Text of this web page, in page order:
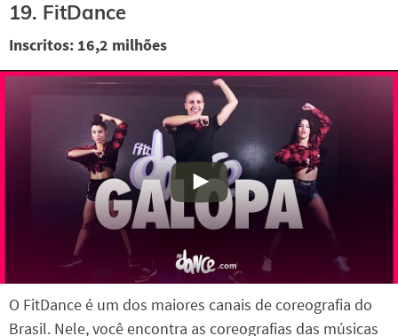
19. FitDance
Inscritos: 16,2 milhões
O FitDance é um dos maiores canais de coreografia do
Brasil. Nele, você encontra as coreografias das músicas